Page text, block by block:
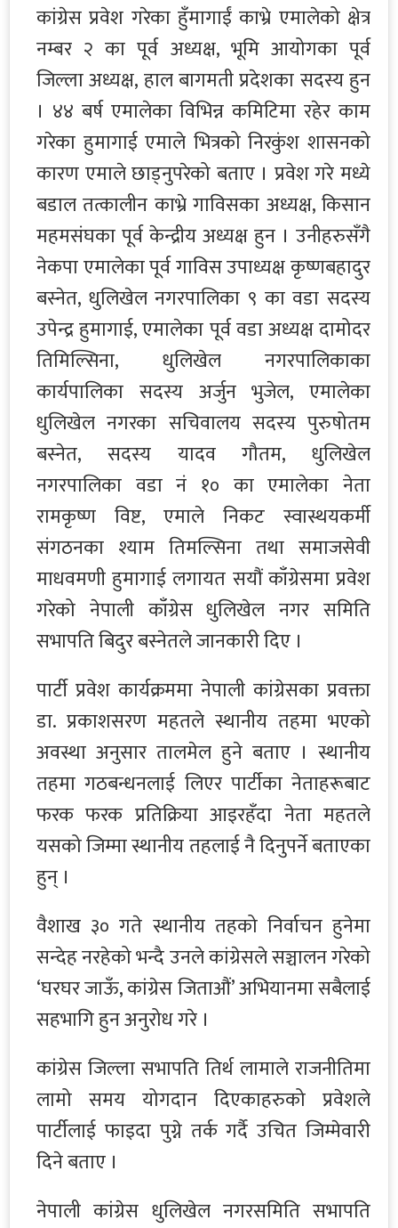
कांग्रेस प्रवेश गरेका हुँमागाईं काभ्रे एमालेको क्षेत्र
नम्बर २ का पूर्व अध्यक्ष, भूमि आयोगका पूर्व
जिल्ला अध्यक्ष, हाल बागमती प्रदेशका सदस्य हुन
। ४४ बर्ष एमालेका विभिन्न कमिटिमा रहेर काम
गरेका हुमागाई एमाले भित्रको निरकुंश शासनको
कारण एमाले छाड्नुपरेको बताए । प्रवेश गरे मध्ये
बडाल तत्कालीन काभ्रे गाविसका अध्यक्ष, किसान
महमसंघका पूर्व केन्द्रीय अध्यक्ष हुन । उनीहरुसँगै
नेकपा एमालेका पूर्व गाविस उपाध्यक्ष कृष्णबहादुर
बस्नेत, धुलिखेल नगरपालिका ९ का वडा सदस्य
उपेन्द्र हुमागाई, एमालेका पूर्व वडा अध्यक्ष दामोदर
तिमिल्सिना, धुलिखेल नगरपालिकाका
कार्यपालिका सदस्य अर्जुन भुजेल, एमालेका
धुलिखेल नगरका सचिवालय सदस्य पुरुषोतम
बस्नेत, सदस्य यादव गौतम, धुलिखेल
नगरपालिका वडा नं १० का एमालेका नेता
रामकृष्ण विष्ट, एमाले निकट स्वास्थयकर्मी
संगठनका श्याम तिमल्सिना तथा समाजसेवी
माधवमणी हुमागाई लगायत सयौं काँग्रेसमा प्रवेश
गरेको नेपाली काँग्रेस धुलिखेल नगर समिति
सभापति बिदुर बस्नेतले जानकारी दिए ।
पार्टी प्रवेश कार्यक्रममा नेपाली कांग्रेसका प्रवक्ता
डा. प्रकाशसरण महतले स्थानीय तहमा भएको
अवस्था अनुसार तालमेल हुने बताए । स्थानीय
तहमा गठबन्धनलाई लिएर पार्टीका नेताहरूबाट
फरक फरक प्रतिक्रिया आइरहँदा नेता महतले
यसको जिम्मा स्थानीय तहलाई नै दिनुपर्ने बताएका
हुन् ।
वैशाख ३० गते स्थानीय तहको निर्वाचन हुनेमा
सन्देह नरहेको भन्दै उनले कांग्रेसले सञ्चालन गरेको
‘घरघर जाऊँ, कांग्रेस जिताऔं’ अभियानमा सबैलाई
सहभागि हुन अनुरोध गरे ।
कांग्रेस जिल्ला सभापति तिर्थ लामाले राजनीतिमा
लामो समय योगदान दिएकाहरुको प्रवेशले
पार्टीलाई फाइदा पुग्ने तर्क गर्दै उचित जिम्मेवारी
दिने बताए ।
नेपाली कांग्रेस धुलिखेल नगरसमिति सभापति